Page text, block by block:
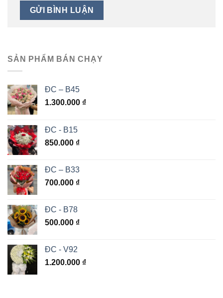
SẢN PHẨM BÁN CHẠY
ĐC – B45
1.300.000 ₫
ĐC - B15
850.000 ₫
ĐC – B33
700.000 ₫
ĐC - B78
500.000 ₫
ĐC - V92
1.200.000 ₫